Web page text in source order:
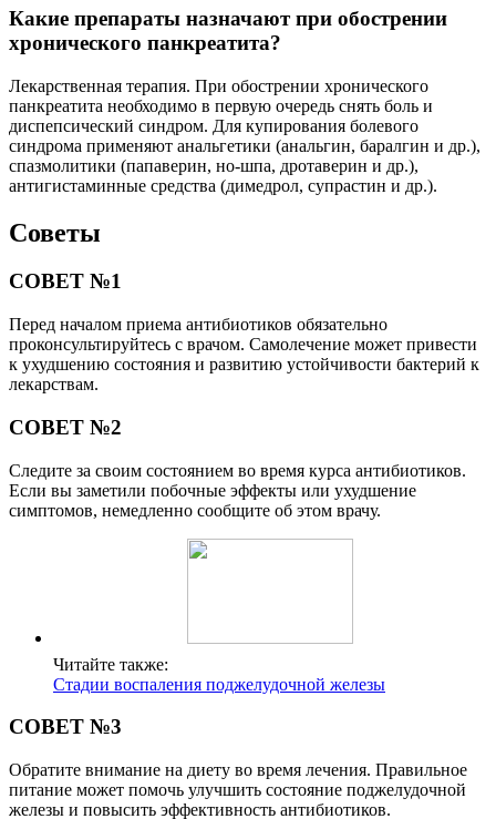
Какие препараты назначают при обострении
хронического панкреатита?
Лекарственная терапия. При обострении хронического
панкреатита необходимо в первую очередь снять боль и
диспепсический синдром. Для купирования болевого
синдрома применяют анальгетики (анальгин, баралгин и др.),
спазмолитики (папаверин, но-шпа, дротаверин и др.),
антигистаминные средства (димедрол, супрастин и др.).
Советы
СОВЕТ №1
Перед началом приема антибиотиков обязательно
проконсультируйтесь с врачом. Самолечение может привести
к ухудшению состояния и развитию устойчивости бактерий к
лекарствам.
СОВЕТ №2
Следите за своим состоянием во время курса антибиотиков.
Если вы заметили побочные эффекты или ухудшение
симптомов, немедленно сообщите об этом врачу.
Читайте также:
Стадии воспаления поджелудочной железы
СОВЕТ №3
Обратите внимание на диету во время лечения. Правильное
питание может помочь улучшить состояние поджелудочной
железы и повысить эффективность антибиотиков.